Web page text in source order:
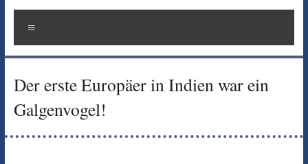
Der erste Europäer in Indien war ein
Galgenvogel!